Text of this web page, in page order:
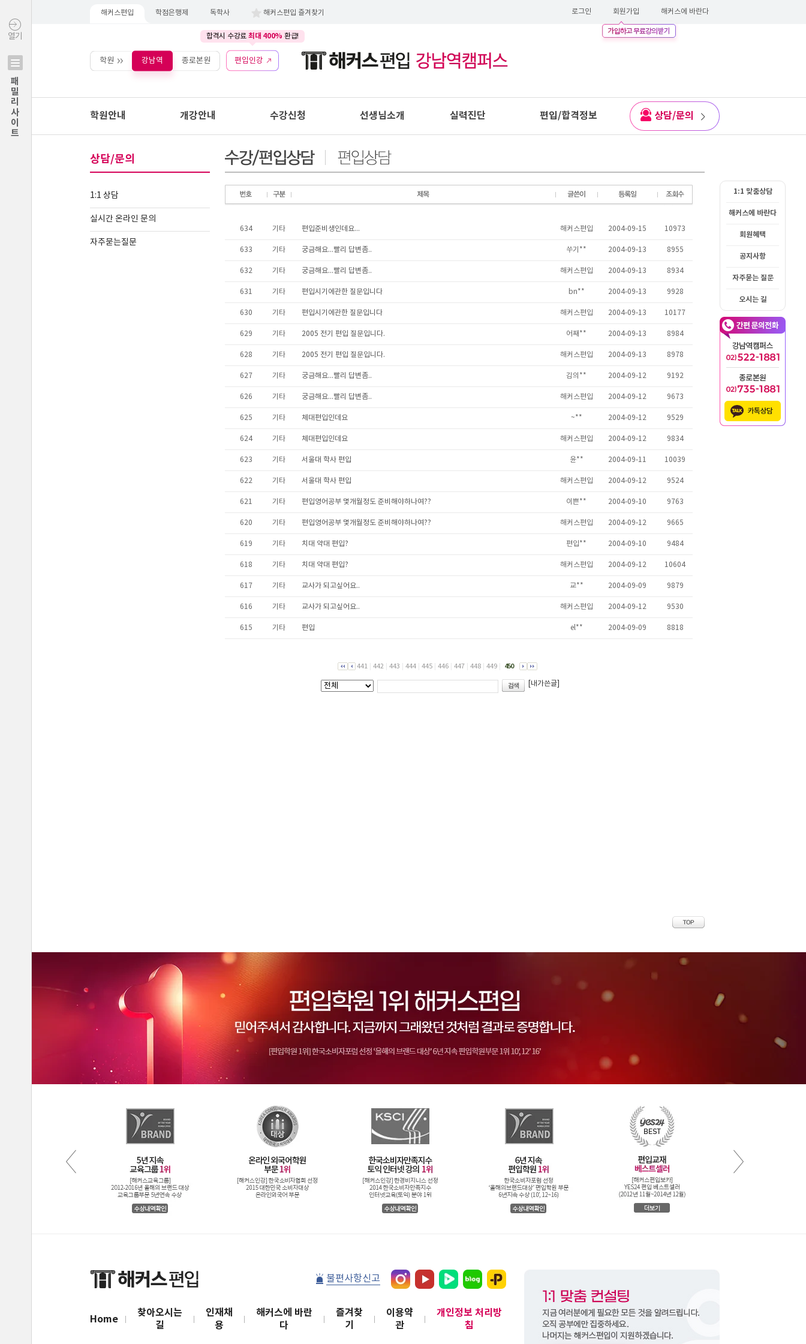
열기
패밀리사이트
해커스편입 학점은행제 독학사 해커스편입 즐겨찾기 로그인 회원가입 해커스에 바란다
합격시 수강료 최대 400% 환급!
학원 강남역 종로본원 편입인강
학원안내 개강안내 수강신청 선생님소개 실력진단 편입/합격정보 상담/문의
상담/문의
1:1 상담
실시간 온라인 문의
자주묻는질문
1:1 맞춤상담
해커스에 바란다
회원혜택
공지사항
자주묻는 질문
오시는 길
불편사항신고
Home
찾아오시는
길
인재채
용
해커스에 바란
다
즐겨찾
기
이용약
관
개인정보 처리방
침